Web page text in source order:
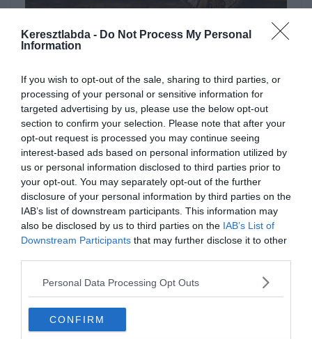
Keresztlabda - Do Not Process My Personal
Information
If you wish to opt-out of the sale, sharing to third parties, or
processing of your personal or sensitive information for
targeted advertising by us, please use the below opt-out
section to confirm your selection. Please note that after your
opt-out request is processed you may continue seeing
interest-based ads based on personal information utilized by
us or personal information disclosed to third parties prior to
your opt-out. You may separately opt-out of the further
disclosure of your personal information by third parties on the
IAB’s list of downstream participants. This information may
also be disclosed by us to third parties on the IAB’s List of
Downstream Participants that may further disclose it to other
Personal Data Processing Opt Outs
CONFIRM
Moszkva